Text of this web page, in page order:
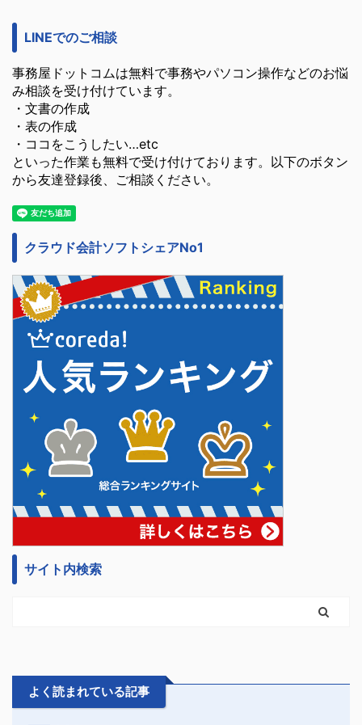
LINEでのご相談
事務屋ドットコムは無料で事務やパソコン操作などのお悩
み相談を受け付けています。
・文書の作成
・表の作成
・ココをこうしたい…etc
といった作業も無料で受け付けております。以下のボタン
から友達登録後、ご相談ください。
クラウド会計ソフトシェアNo1
サイト内検索
よく読まれている記事